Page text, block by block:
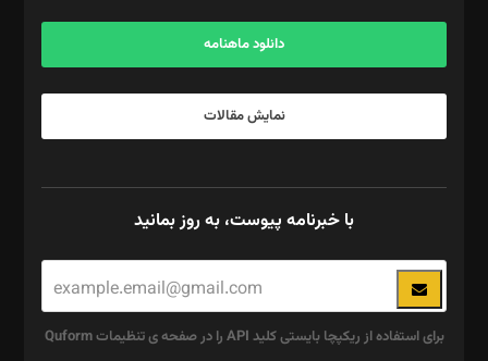
آگهی و مشترکین: ۰۹۱۹۹۹۹۰۴۵۴
دانلود ماهنامه
نمایش مقالات
با خبرنامه پیوست، به روز بمانید
برای استفاده از ریکپچا بایستی کلید API را در صفحه ی تنظیمات Quform